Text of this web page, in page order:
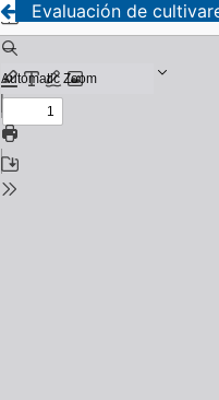
Evaluación de